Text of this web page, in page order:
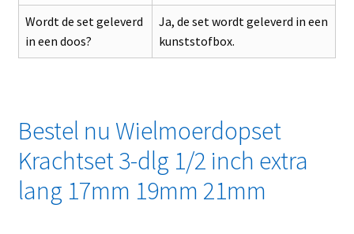
Wordt de set geleverd
in een doos?
Ja, de set wordt geleverd in een
kunststofbox.
Bestel nu Wielmoerdopset
Krachtset 3-dlg 1/2 inch extra
lang 17mm 19mm 21mm